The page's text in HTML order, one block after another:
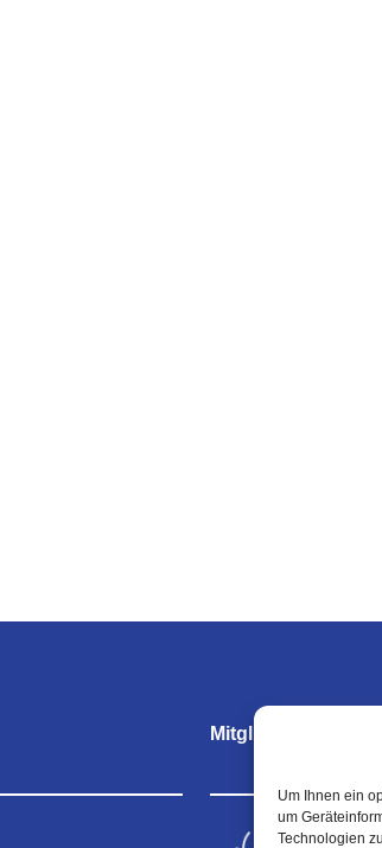
Um Ihnen ein
um
Technologien
Mitgliedschaften